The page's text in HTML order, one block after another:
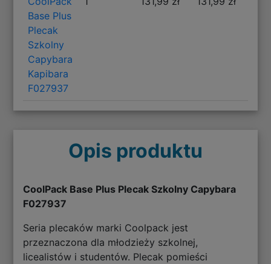
Base Plus
Plecak
Szkolny
Capybara
Kapibara
F027937
Opis produktu
CoolPack Base Plus Plecak Szkolny Capybara
F027937
Seria plecaków marki Coolpack jest
przeznaczona dla młodzieży szkolnej,
licealistów i studentów. Plecak pomieści